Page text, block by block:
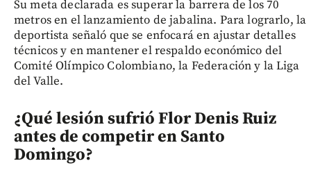
Su meta declarada es superar la barrera de los 70
metros en el lanzamiento de jabalina. Para lograrlo, la
deportista señaló que se enfocará en ajustar detalles
técnicos y en mantener el respaldo económico del
Comité Olímpico Colombiano, la Federación y la Liga
del Valle.
¿Qué lesión sufrió Flor Denis Ruiz
antes de competir en Santo
Domingo?